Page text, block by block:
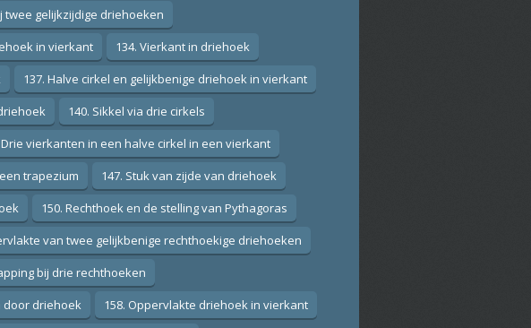
twee gelijkzijdige driehoeken
in vierkant
134. Vierkant in driehoek
137. Halve cirkel en gelijkbenige driehoek in vierkant
140. Sikkel via drie cirkels
Drie vierkanten in een halve cirkel in een vierkant
trapezium
147. Stuk van zijde van driehoek
150. Rechthoek en de stelling van Pythagoras
van twee gelijkbenige rechthoekige driehoeken
bij drie rechthoeken
door driehoek
158. Oppervlakte driehoek in vierkant